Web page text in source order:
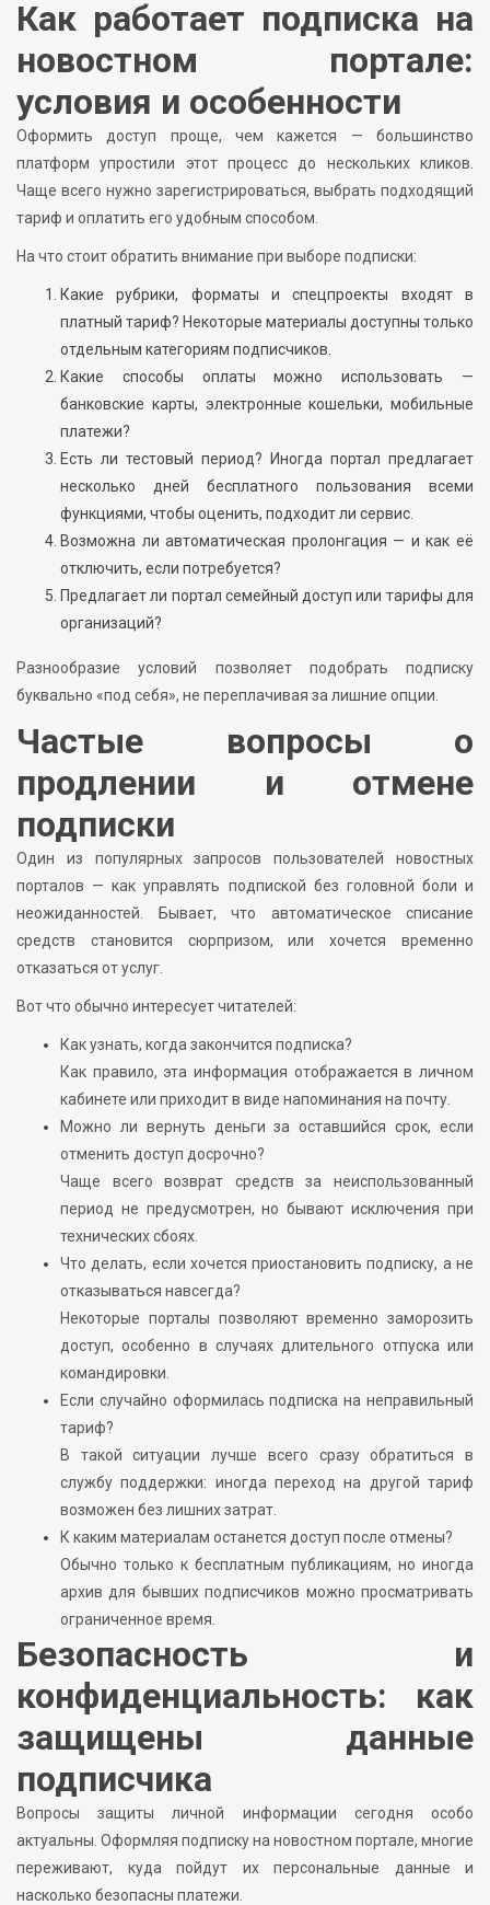
Как работает подписка на
новостном портале:
условия и особенности
Оформить доступ проще, чем кажется — большинство
платформ упростили этот процесс до нескольких кликов.
Чаще всего нужно зарегистрироваться, выбрать подходящий
тариф и оплатить его удобным способом.
На что стоит обратить внимание при выборе подписки:
Какие рубрики, форматы и спецпроекты входят в
платный тариф? Некоторые материалы доступны только
отдельным категориям подписчиков.
Какие способы оплаты можно использовать —
банковские карты, электронные кошельки, мобильные
платежи?
Есть ли тестовый период? Иногда портал предлагает
несколько дней бесплатного пользования всеми
функциями, чтобы оценить, подходит ли сервис.
Возможна ли автоматическая пролонгация — и как её
отключить, если потребуется?
Предлагает ли портал семейный доступ или тарифы для
организаций?
Разнообразие условий позволяет подобрать подписку
буквально «под себя», не переплачивая за лишние опции.
Частые вопросы о
продлении и отмене
подписки
Один из популярных запросов пользователей новостных
порталов — как управлять подпиской без головной боли и
неожиданностей. Бывает, что автоматическое списание
средств становится сюрпризом, или хочется временно
отказаться от услуг.
Вот что обычно интересует читателей:
Как узнать, когда закончится подписка?
Как правило, эта информация отображается в личном
кабинете или приходит в виде напоминания на почту.
Можно ли вернуть деньги за оставшийся срок, если
отменить доступ досрочно?
Чаще всего возврат средств за неиспользованный
период не предусмотрен, но бывают исключения при
технических сбоях.
Что делать, если хочется приостановить подписку, а не
отказываться навсегда?
Некоторые порталы позволяют временно заморозить
доступ, особенно в случаях длительного отпуска или
командировки.
Если случайно оформилась подписка на неправильный
тариф?
В такой ситуации лучше всего сразу обратиться в
службу поддержки: иногда переход на другой тариф
возможен без лишних затрат.
К каким материалам останется доступ после отмены?
Обычно только к бесплатным публикациям, но иногда
архив для бывших подписчиков можно просматривать
ограниченное время.
Безопасность и
конфиденциальность: как
защищены данные
подписчика
Вопросы защиты личной информации сегодня особо
актуальны. Оформляя подписку на новостном портале, многие
переживают, куда пойдут их персональные данные и
насколько безопасны платежи.